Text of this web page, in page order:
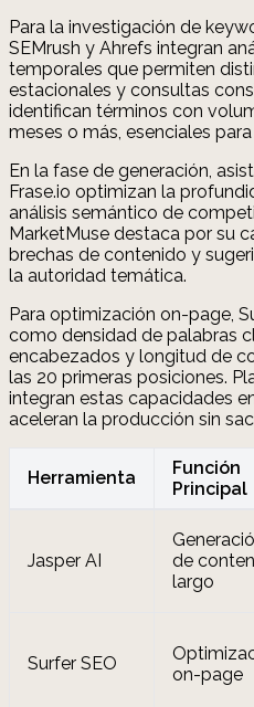
Para la investigación de
SEMrush y Ahrefs integran
temporales que permiten
estacionales y consultas
identifican términos con
meses o más, esenciales
En la fase de generación,
Frase.io optimizan la
análisis semántico de
MarketMuse destaca por su
brechas de contenido y
la autoridad temática.
Para optimización on-page,
como densidad de palabras
encabezados y longitud de
las 20 primeras posiciones.
integran estas capacidades
aceleran la producción sin
Herramienta
Función
Principal
Jasper AI
de
largo
Surfer SEO
on-page